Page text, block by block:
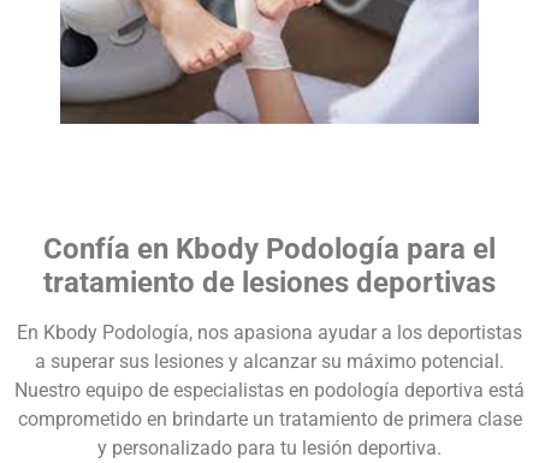
Confía en Kbody Podología para el
tratamiento de lesiones deportivas
En Kbody Podología, nos apasiona ayudar a los deportistas
a superar sus lesiones y alcanzar su máximo potencial.
Nuestro equipo de especialistas en podología deportiva está
comprometido en brindarte un tratamiento de primera clase
y personalizado para tu lesión deportiva.